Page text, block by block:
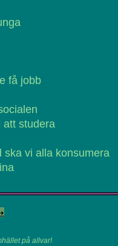
få jobb
att studera
ska vi alla konsumera
på allvar!